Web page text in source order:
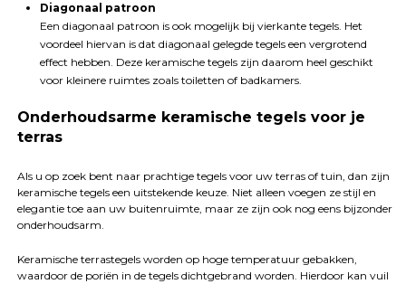
Diagonaal patroon
Een diagonaal patroon is ook mogelijk bij vierkante tegels. Het
voordeel hiervan is dat diagonaal gelegde tegels een vergrotend
effect hebben. Deze keramische tegels zijn daarom heel geschikt
voor kleinere ruimtes zoals toiletten of badkamers.
Onderhoudsarme keramische tegels voor je
terras
Als u op zoek bent naar prachtige tegels voor uw terras of tuin, dan zijn
keramische tegels een uitstekende keuze. Niet alleen voegen ze stijl en
elegantie toe aan uw buitenruimte, maar ze zijn ook nog eens bijzonder
onderhoudsarm.
Keramische terrastegels worden op hoge temperatuur gebakken,
waardoor de poriën in de tegels dichtgebrand worden. Hierdoor kan vuil